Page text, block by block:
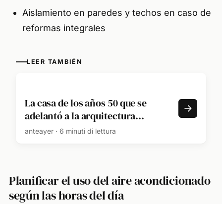
Aislamiento en paredes y techos en caso de
reformas integrales
LEER TAMBIÉN
La casa de los años 50 que se
adelantó a la arquitectura
sostenible y hoy nos enseña cómo
anteayer · 6 minuti di lettura
Planificar el uso del aire acondicionado
según las horas del día